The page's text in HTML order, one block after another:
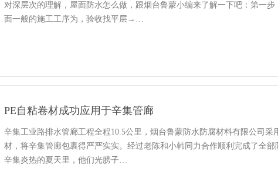
对深层次的理解，屋面防水怎么做，跟烟台鲁蒙小编来了解一下吧：第一步
面一般的施工工序为，验收找平层→…
PE自粘卷材成功应用于辛集管廊
辛集工业路排水管廊工程全程10.5公里，烟台鲁蒙防水防腐材料有限公司采
材，将辛集管廊包裹得严严实实。经过老陈和小韩同力合作顺利完成了全
辛集炎热的夏天里，他们光膀子…